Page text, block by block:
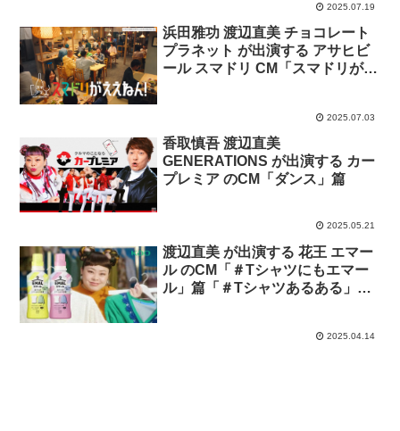
2025.07.19
浜田雅功 渡辺直美 チョコレート
プラネット が出演する アサヒビ
ール スマドリ CM「スマドリがえ
2025.07.03
香取慎吾 渡辺直美
GENERATIONS が出演する カー
プレミア のCM「ダンス」篇
2025.05.21
渡辺直美 が出演する 花王 エマー
ル のCM「＃Tシャツにもエマー
ル」篇「＃Tシャツあるある」篇
2025.04.14